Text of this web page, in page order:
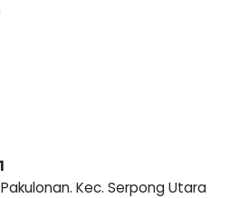
Kec. Serpong Utara